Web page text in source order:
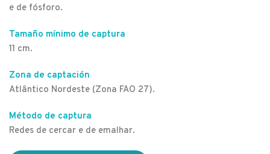
e de fósforo.
Tamaño mínimo de captura
11 cm.
Zona de captación
Atlântico Nordeste (Zona FAO 27).
Método de captura
Redes de cercar e de emalhar.